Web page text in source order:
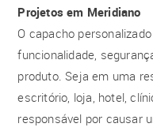
Projetos em Meridiano
O capacho
funcionalidade,
produto. Seja em uma
escritório, loja, hotel,
responsável por causar